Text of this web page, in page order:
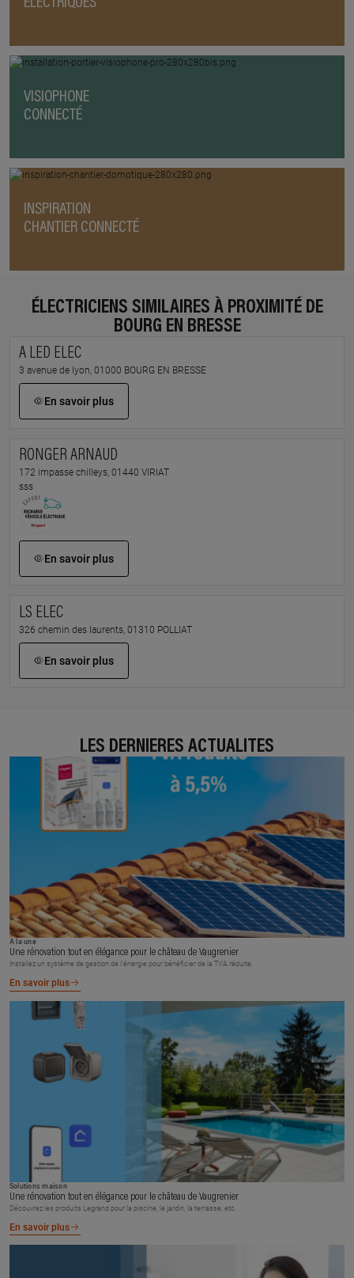
VISIOPHONE
CONNECTÉ
INSPIRATION
CHANTIER CONNECTÉ
ÉLECTRICIENS SIMILAIRES À PROXIMITÉ DE
BOURG EN BRESSE
A LED ELEC
3 avenue de lyon, 01000 BOURG EN BRESSE
En savoir plus
RONGER ARNAUD
172 impasse chilleys, 01440 VIRIAT
sss
En savoir plus
LS ELEC
326 chemin des laurents, 01310 POLLIAT
En savoir plus
LES DERNIÈRES ACTUALITÉS
À la une
Une rénovation tout en élégance pour le château de Vaugrenier
Installez un système de gestion de l’énergie pour bénéficier de la TVA réduite.
En savoir plus
Solutions maison
Une rénovation tout en élégance pour le château de Vaugrenier
Découvrez les produits Legrand pour la piscine, le jardin, la terrasse, etc.
En savoir plus